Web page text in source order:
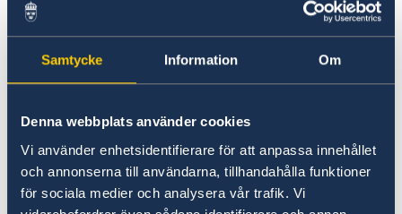
Samtycke Information Om
Denna webbplats använder cookies
Vi använder enhetsidentifierare för att anpassa innehållet
och annonserna till användarna, tillhandahålla funktioner
för sociala medier och analysera vår trafik. Vi
Brevrösta från Sint Maarten
Alla som befinner sig utomlands kan brevrösta.
brevröstning till de väljare som bor utomlands
Sverige), som är med i röstlängden och som
har en uppdaterad adress i Skatteverkets
folkbokföringsregister.